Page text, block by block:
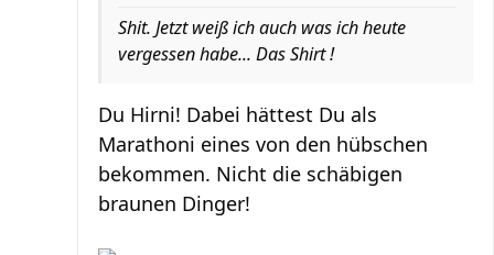
Shit. Jetzt weiß ich auch was ich heute
vergessen habe... Das Shirt !
Du Hirni! Dabei hättest Du als
Marathoni eines von den hübschen
bekommen. Nicht die schäbigen
braunen Dinger!